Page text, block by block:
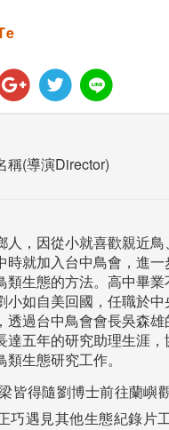
稱(導演Director)
人，因從小就喜歡親近鳥
時就加入台中鳥會，進一
類生態的方法。高中畢業
小如自美回國，任職於
透過台中鳥會會長吳森雄
達五年的研究助理生涯
生態研究工作。
皆得隨劉博士前往蘭嶼
巧遇見其他生態紀錄片